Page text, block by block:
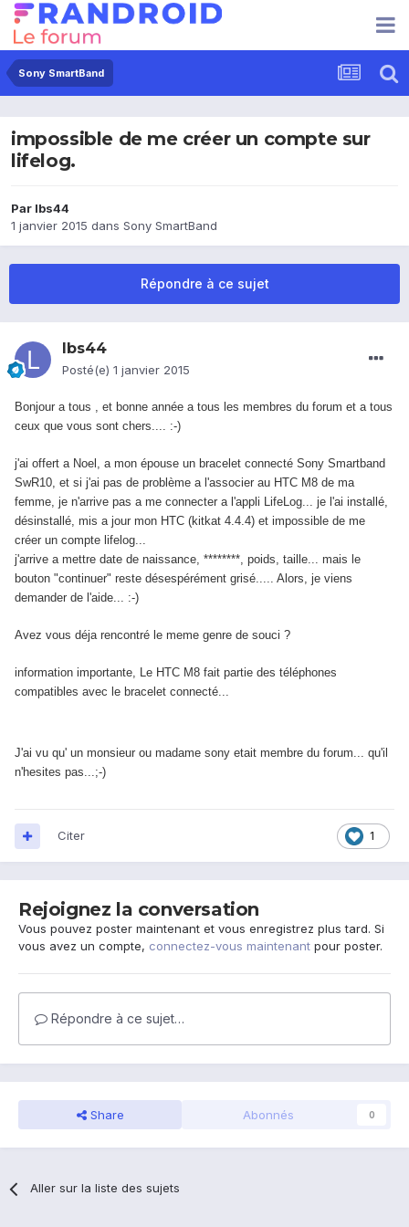
Sony SmartBand
impossible de me créer un compte sur
lifelog.
Par lbs44
1 janvier 2015 dans Sony SmartBand
Répondre à ce sujet
lbs44
Posté(e) 1 janvier 2015
Bonjour a tous , et bonne année a tous les membres du forum et a tous
ceux que vous sont chers.... :-)
j'ai offert a Noel, a mon épouse un bracelet connecté Sony Smartband
SwR10, et si j'ai pas de problème a l'associer au HTC M8 de ma
femme, je n'arrive pas a me connecter a l'appli LifeLog... je l'ai installé,
désinstallé, mis a jour mon HTC (kitkat 4.4.4) et impossible de me
créer un compte lifelog...
j'arrive a mettre date de naissance, ********, poids, taille... mais le
bouton "continuer" reste désespérément grisé..... Alors, je viens
demander de l'aide... :-)
Avez vous déja rencontré le meme genre de souci ?
information importante, Le HTC M8 fait partie des téléphones
compatibles avec le bracelet connecté...
J'ai vu qu' un monsieur ou madame sony etait membre du forum... qu'il
n'hesites pas...;-)
1
Citer
Rejoignez la conversation
Vous pouvez poster maintenant et vous enregistrez plus tard. Si
vous avez un compte, connectez-vous maintenant pour poster.
Répondre à ce sujet…
Share Abonnés 0
Aller sur la liste des sujets